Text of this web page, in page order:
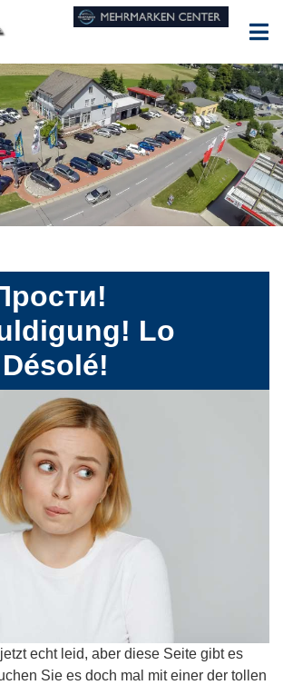
Lo
echt leid, aber diese Seite gibt es
Sie es doch mal mit einer der tollen